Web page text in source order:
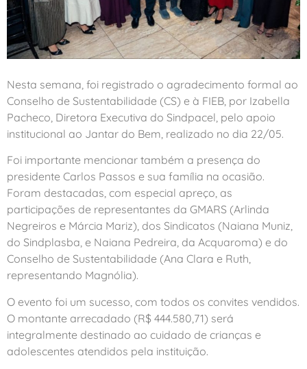
Nesta semana, foi registrado o agradecimento formal ao
Conselho de Sustentabilidade (CS) e à FIEB, por Izabella
Pacheco, Diretora Executiva do Sindpacel, pelo apoio
institucional ao Jantar do Bem, realizado no dia 22/05.
Foi importante mencionar também a presença do
presidente Carlos Passos e sua família na ocasião.
Foram destacadas, com especial apreço, as
participações de representantes da GMARS (Arlinda
Negreiros e Márcia Mariz), dos Sindicatos (Naiana Muniz,
do Sindplasba, e Naiana Pedreira, da Acquaroma) e do
Conselho de Sustentabilidade (Ana Clara e Ruth,
representando Magnólia).
O evento foi um sucesso, com todos os convites vendidos.
O montante arrecadado (R$ 444.580,71) será
integralmente destinado ao cuidado de crianças e
adolescentes atendidos pela instituição.